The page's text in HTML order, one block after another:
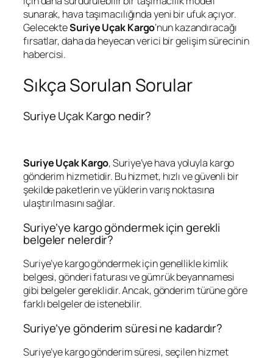
sunarak, hava taşımacılığında yeni bir ufuk açıyor.
GelecekteSuriye Uçak Kargo‘nun kazandıracağı
fırsatlar, daha da heyecan verici bir gelişim sürecinin
habercisi.
Sıkça Sorulan Sorular
Suriye Uçak Kargo nedir?
Suriye Uçak Kargo, Suriye’ye hava yoluyla kargo
gönderim hizmetidir. Bu hizmet, hızlı ve güvenli bir
şekilde paketlerin ve yüklerin varış noktasına
ulaştırılmasını sağlar.
Suriye’ye kargo göndermek için gerekli
belgeler nelerdir?
Suriye’ye kargo göndermek için genellikle kimlik
belgesi, gönderi faturası ve gümrük beyannamesi
gibi belgeler gereklidir. Ancak, gönderim türüne göre
farklı belgeler de istenebilir.
Suriye’ye gönderim süresi ne kadardır?
Suriye’ye kargo gönderim süresi, seçilen hizmet